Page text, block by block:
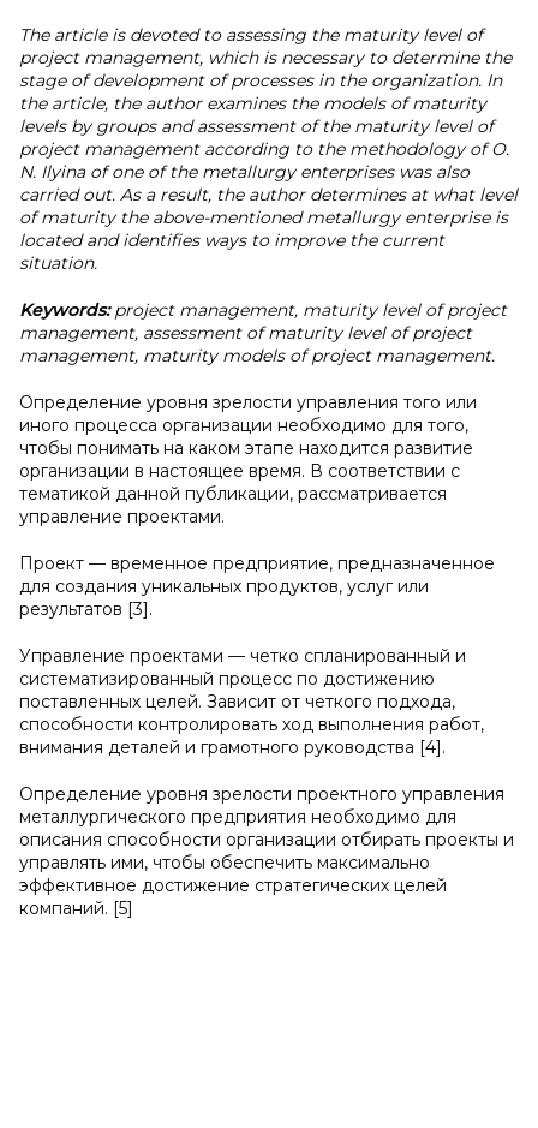
The article is devoted to assessing the maturity level of
project management, which is necessary to determine the
stage of development of processes in the organization. In
the article, the author examines the models of maturity
levels by groups and assessment of the maturity level of
project management according to the methodology of O.
N. Ilyina of one of the metallurgy enterprises was also
carried out. As a result, the author determines at what level
of maturity the above-mentioned metallurgy enterprise is
located and identifies ways to improve the current
situation.
Keywords:project management, maturity level of project
management, assessment of maturity level of project
management, maturity models of project management.
Определение уровня зрелости управления того или
иного процесса организации необходимо для того,
чтобы понимать на каком этапе находится развитие
организации в настоящее время. В соответствии с
тематикой данной публикации, рассматривается
управление проектами.
Проект — временное предприятие, предназначенное
для создания уникальных продуктов, услуг или
результатов [3].
Управление проектами — четко спланированный и
систематизированный процесс по достижению
поставленных целей. Зависит от четкого подхода,
способности контролировать ход выполнения работ,
внимания деталей и грамотного руководства [4].
Определение уровня зрелости проектного управления
металлургического предприятия необходимо для
описания способности организации отбирать проекты и
управлять ими, чтобы обеспечить максимально
эффективное достижение стратегических целей
компаний. [5]